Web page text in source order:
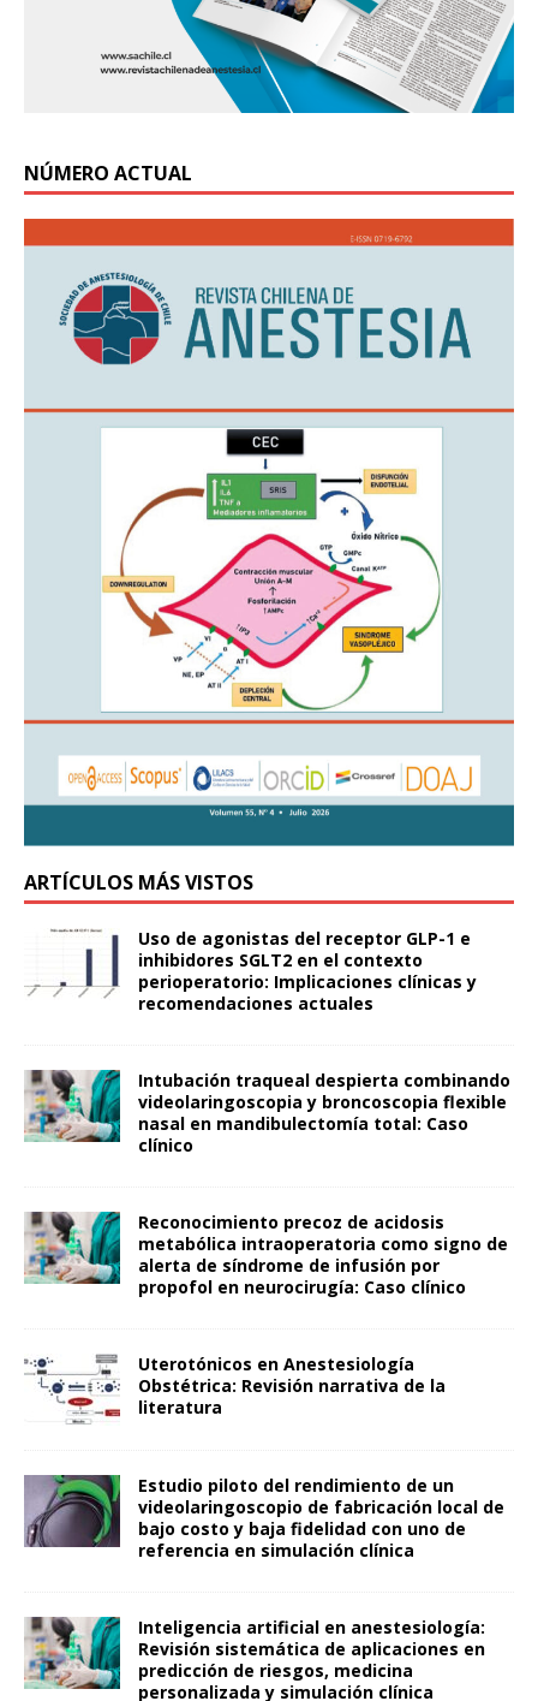
NÚMERO ACTUAL
ARTÍCULOS MÁS VISTOS
Uso de agonistas del receptor GLP-1 e
inhibidores SGLT2 en el contexto
perioperatorio: Implicaciones clínicas y
recomendaciones actuales
Intubación traqueal despierta combinando
videolaringoscopia y broncoscopia flexible
nasal en mandibulectomía total: Caso
clínico
Reconocimiento precoz de acidosis
metabólica intraoperatoria como signo de
alerta de síndrome de infusión por
propofol en neurocirugía: Caso clínico
Uterotónicos en Anestesiología
Obstétrica: Revisión narrativa de la
literatura
Estudio piloto del rendimiento de un
videolaringoscopio de fabricación local de
bajo costo y baja fidelidad con uno de
referencia en simulación clínica
Inteligencia artificial en anestesiología:
Revisión sistemática de aplicaciones en
predicción de riesgos, medicina
personalizada y simulación clínica